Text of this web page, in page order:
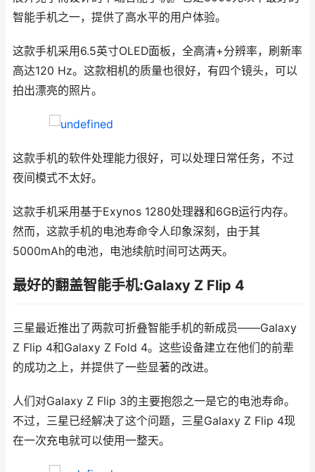
智能手机之一，提供了高水平的用户体验。
这款手机采用6.5英寸OLED面板，全高清+分辨率，刷新率
高达120 Hz。这款相机的质量也很好，有四个镜头，可以
拍出漂亮的照片。
这款手机的软件处理能力很好，可以处理日常任务，不过
夜间模式不太好。
这款手机采用基于Exynos 1280处理器和6GB运行内存。
然而，这款手机的电池寿命令人印象深刻，由于其
5000mAh的电池，电池续航时间可达两天。
最好的翻盖智能手机:Galaxy Z Flip 4
三星最近推出了两款可折叠智能手机的新成员——Galaxy
Z Flip 4和Galaxy Z Fold 4。这些设备建立在他们的前辈
的成功之上，并提供了一些显著的改进。
人们对Galaxy Z Flip 3的主要抱怨之一是它的电池寿命。
不过，三星已经解决了这个问题，三星Galaxy Z Flip 4现
在一次充电就可以使用一整天。